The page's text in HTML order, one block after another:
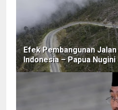
Efek Pembangunan
Indonesia – Papua Nugini